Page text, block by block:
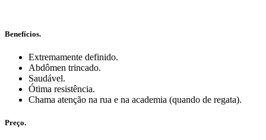
Benefícios.
Extremamente definido.
Abdômen trincado.
Saudável.
Ótima resistência.
Chama atenção na rua e na academia (quando de regata).
Preço.